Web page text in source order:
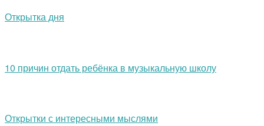
Открытка дня
10 причин отдать ребёнка в музыкальную школу
Открытки с интересными мыслями